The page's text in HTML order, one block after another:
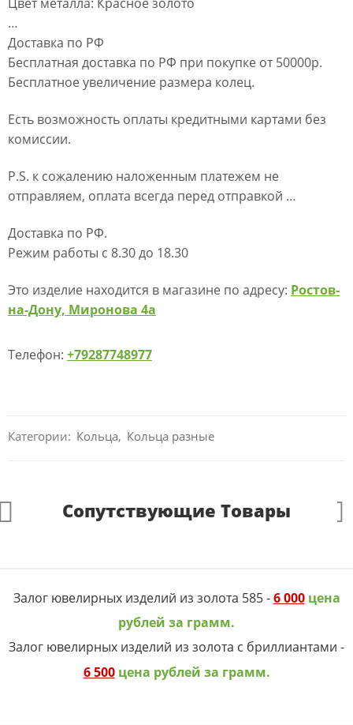
…
Доставка по РФ
Бесплатная доставка по РФ при покупке от 50000р.
Бесплатное увеличение размера колец.
Есть возможность оплаты кредитными картами без
комиссии.
P.S. к сожалению наложенным платежем не
отправляем, оплата всегда перед отправкой …
Доставка по РФ.
Режим работы с 8.30 до 18.30
Это изделие находится в магазине по адресу: Ростов-
на-Дону, Миронова 4а
Телефон: +79287748977
Категории: Кольца, Кольца разные
Сопутствующие Товары
Залог ювелирных изделий из золота 585 -6 000цена
рублей за грамм.
Залог ювелирных изделий из золота с бриллиантами -
6 500цена рублей за грамм.